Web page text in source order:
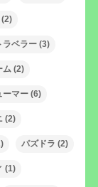
ラベラー(3)
ム(2)
ーマー(6)
(2)
パズドラ (2)
(1)